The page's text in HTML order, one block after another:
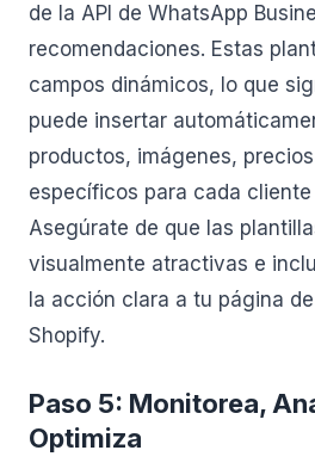
de la API de WhatsApp
recomendaciones. Estas
campos dinámicos, lo que
puede insertar
productos, imágenes,
específicos para cada
Asegúrate de que las
visualmente atractivas e
la acción clara a tu página
Shopify.
Paso 5: Monitorea,
Optimiza